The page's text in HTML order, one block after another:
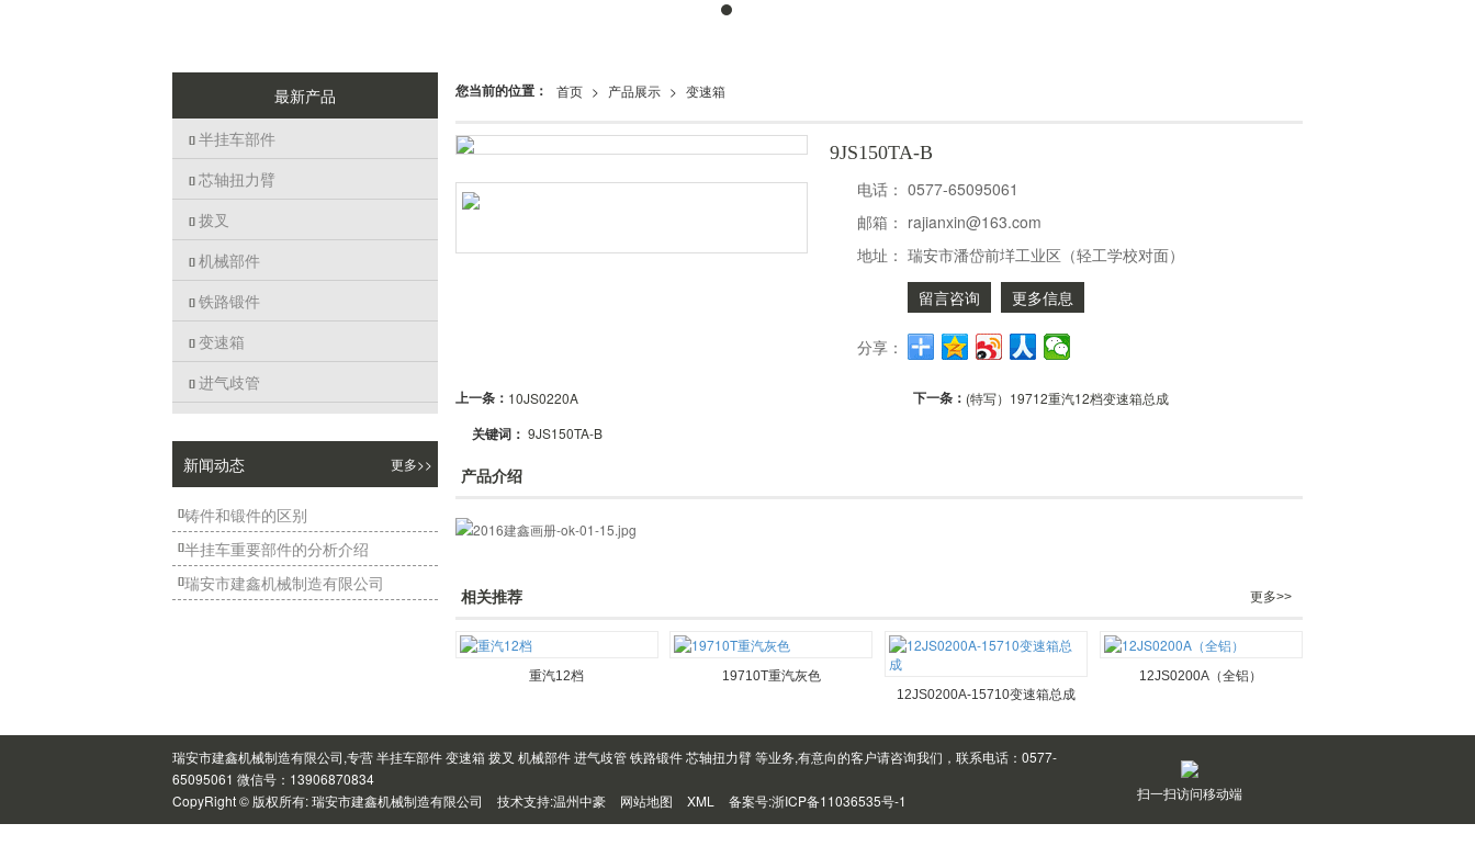
您当前的位置： 首页 > 产品展示 > 变速箱
9JS150TA-B
电话： 0577-65095061
邮箱： rajianxin@163.com
地址： 瑞安市潘岱前垟工业区（轻工学校对面）
留言咨询
更多信息
分享：
上一条： 10JS0220A 下一条： (特写）19712重汽12档变速箱总成
关键词： 9JS150TA-B
产品介绍
更多>>
相关推荐
重汽12档
19710T重汽灰色
12JS0200A-15710变速箱总成
12JS0200A（全铝）
最新产品
 半挂车部件
 芯轴扭力臂
 拨叉
 机械部件
 铁路锻件
 变速箱
 进气歧管
更多>>
新闻动态
铸件和锻件的区别
半挂车重要部件的分析介绍
瑞安市建鑫机械制造有限公司
瑞安市建鑫机械制造有限公司,专营 半挂车部件 变速箱 拨叉 机械部件 进气歧管 铁路锻件 芯轴扭力臂 等业务,有意向的客户请咨询我们，联系电话：0577-
65095061 微信号：13906870834
CopyRight © 版权所有:瑞安市建鑫机械制造有限公司 技术支持:温州中豪 网站地图 XML 备案号:浙ICP备11036535号-1 扫一扫访问移动端